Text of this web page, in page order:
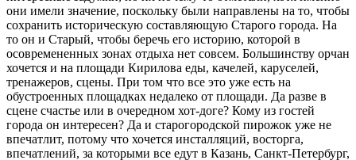
они имели значение, поскольку были направлены на то, чтобы
сохранить историческую составляющую Старого города. На
то он и Старый, чтобы беречь его историю, которой в
осовремененных зонах отдыха нет совсем. Большинству орчан
хочется и на площади Кирилова еды, качелей, каруселей,
тренажеров, сцены. При том что все это уже есть на
обустроенных площадках недалеко от площади. Да разве в
сцене счастье или в очередном хот-доге? Кому из гостей
города он интересен? Да и старогородской пирожок уже не
впечатлит, потому что хочется инсталляций, восторга,
впечатлений, за которыми все едут в Казань, Санкт-Петербург,